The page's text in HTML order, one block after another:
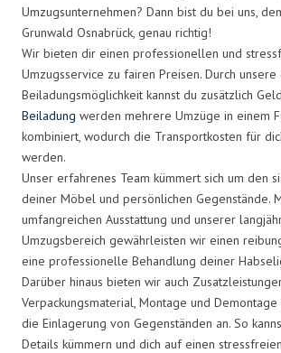
Umzugsunternehmen? Dann bist du bei uns,
Grunwald Osnabrück, genau richtig!
Wir bieten dir einen professionellen und
Umzugsservice zu fairen Preisen. Durch
Beiladungsmöglichkeit kannst du zusätzlich
Beiladung werden mehrere Umzüge in einem
kombiniert, wodurch die Transportkosten für
werden.
Unser erfahrenes Team kümmert sich um den
deiner Möbel und persönlichen Gegenstände.
umfangreichen Ausstattung und unserer
Umzugsbereich gewährleisten wir einen
eine professionelle Behandlung deiner
Darüber hinaus bieten wir auch
Verpackungsmaterial, Montage und
die Einlagerung von Gegenständen an. So
Details kümmern und dich auf einen